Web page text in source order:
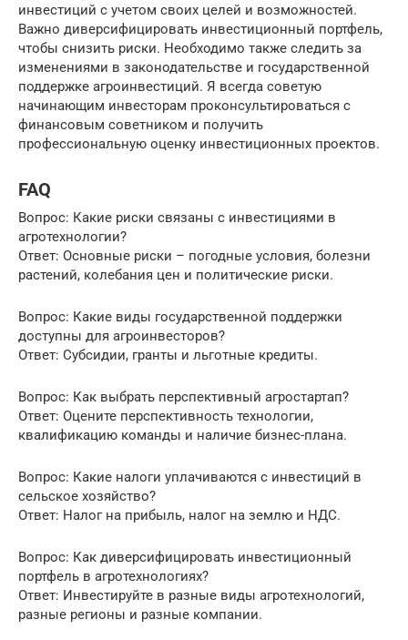
инвестиций с учетом своих целей и возможностей.
Важно диверсифицировать инвестиционный портфель,
чтобы снизить риски. Необходимо также следить за
изменениями в законодательстве и государственной
поддержке агроинвестиций. Я всегда советую
начинающим инвесторам проконсультироваться с
финансовым советником и получить
профессиональную оценку инвестиционных проектов.
FAQ
Вопрос: Какие риски связаны с инвестициями в
агротехнологии?
Ответ: Основные риски – погодные условия, болезни
растений, колебания цен и политические риски.
Вопрос: Какие виды государственной поддержки
доступны для агроинвесторов?
Ответ: Субсидии, гранты и льготные кредиты.
Вопрос: Как выбрать перспективный агростартап?
Ответ: Оцените перспективность технологии,
квалификацию команды и наличие бизнес-плана.
Вопрос: Какие налоги уплачиваются с инвестиций в
сельское хозяйство?
Ответ: Налог на прибыль, налог на землю и НДС.
Вопрос: Как диверсифицировать инвестиционный
портфель в агротехнологиях?
Ответ: Инвестируйте в разные виды агротехнологий,
разные регионы и разные компании.